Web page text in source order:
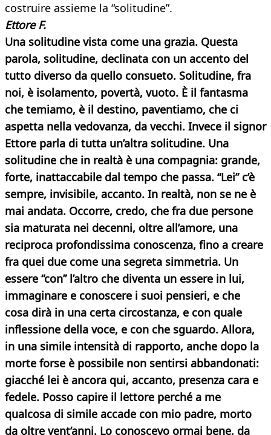
costruire assieme la “solitudine”.
Ettore F.
Una solitudine vista come una grazia. Questa
parola, solitudine, declinata con un accento del
tutto diverso da quello consueto. Solitudine, fra
noi, è isolamento, povertà, vuoto. È il fantasma
che temiamo, è il destino, paventiamo, che ci
aspetta nella vedovanza, da vecchi. Invece il signor
Ettore parla di tutta un’altra solitudine. Una
solitudine che in realtà è una compagnia: grande,
forte, inattaccabile dal tempo che passa. “Lei” c’è
sempre, invisibile, accanto. In realtà, non se ne è
mai andata. Occorre, credo, che fra due persone
sia maturata nei decenni, oltre all’amore, una
reciproca profondissima conoscenza, fino a creare
fra quei due come una segreta simmetria. Un
essere “con” l’altro che diventa un essere in lui,
immaginare e conoscere i suoi pensieri, e che
cosa dirà in una certa circostanza, e con quale
inflessione della voce, e con che sguardo. Allora,
in una simile intensità di rapporto, anche dopo la
morte forse è possibile non sentirsi abbandonati:
giacché lei è ancora qui, accanto, presenza cara e
fedele. Posso capire il lettore perché a me
qualcosa di simile accade con mio padre, morto
da oltre vent’anni. Lo conoscevo ormai bene, da